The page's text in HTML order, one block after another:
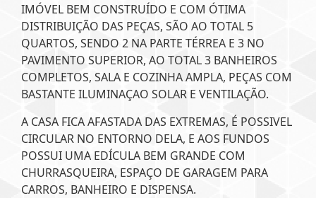
IMÓVEL BEM CONSTRUÍDO E COM ÓTIMA
DISTRIBUIÇÃO DAS PEÇAS, SÃO AO TOTAL 5
QUARTOS, SENDO 2 NA PARTE TÉRREA E 3 NO
PAVIMENTO SUPERIOR, AO TOTAL 3 BANHEIROS
COMPLETOS, SALA E COZINHA AMPLA, PEÇAS COM
BASTANTE ILUMINAÇAO SOLAR E VENTILAÇÃO.
A CASA FICA AFASTADA DAS EXTREMAS, É POSSIVEL
CIRCULAR NO ENTORNO DELA, E AOS FUNDOS
POSSUI UMA EDÍCULA BEM GRANDE COM
CHURRASQUEIRA, ESPAÇO DE GARAGEM PARA
CARROS, BANHEIRO E DISPENSA.